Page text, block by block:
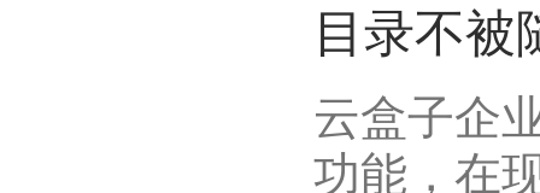
目录不被
云盒子企
功能，在